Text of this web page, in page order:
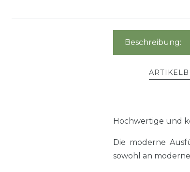
Beschreibung:
Hochwertige und
Die moderne
sowohl an